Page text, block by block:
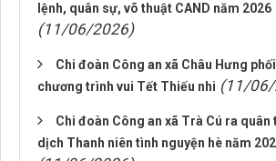
lệnh, quân sự, võ thuật CAND năm 2026
(11/06/2026)
Chi đoàn Công an xã Châu Hưng
chương trình vui Tết Thiếu nhi (11/
Chi đoàn Công an xã Trà Cú ra quân
dịch Thanh niên tình nguyện hè năm